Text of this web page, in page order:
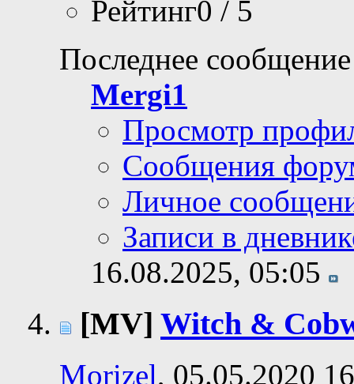
Рейтинг0 / 5
Последнее
Mergi1
Просмотр
Сообщения
Личное
Записи в
16.08.2025, 05:05
[MV] Witch &
Morizel, 05.05.2020